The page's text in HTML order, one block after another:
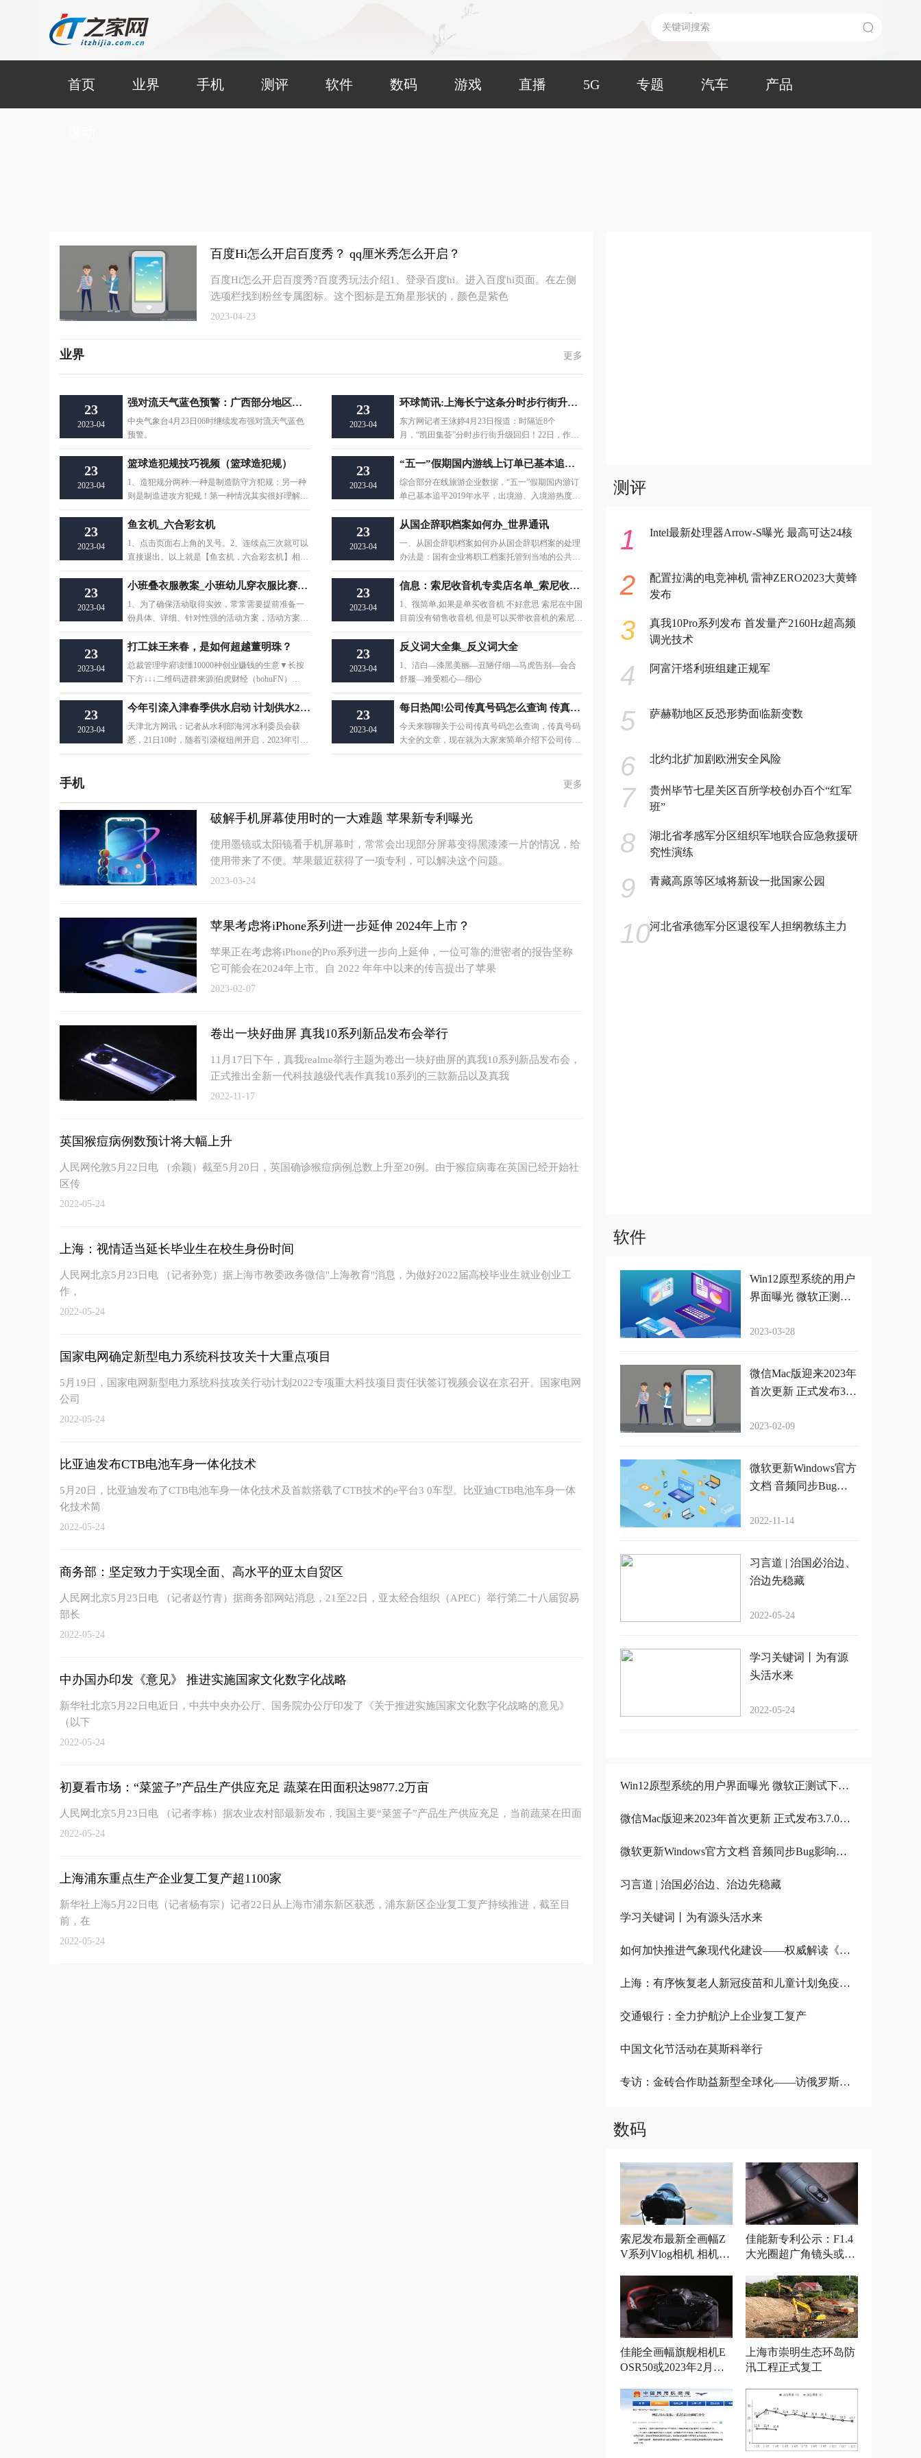
首页 业界 手机 测评 软件 数码 游戏 直播 5G 专题 汽车 产品
百度Hi怎么开启百度秀？ qq厘米秀怎么开启？
百度Hi怎么开启百度秀?百度秀玩法介绍1、登录百度hi。进入百度hi页面。在左侧
选项栏找到粉丝专属图标。这个图标是五角星形状的，颜色是紫色
2023-04-23
业界 更多
23
2023-04
强对流天气蓝色预警：广西部分地区将有8至10级雷暴大风或冰雹-天天观焦点
中央气象台4月23日06时继续发布强对流天气蓝色
预警。
23
2023-04
环球简讯:上海长宁这条分时步行街升级回归！春夏秋三季皆可逛吃
东方网记者王泳婷4月23日报道：时隔近8个
月，“凯田集荟”分时步行街升级回归！22日，作为
上海长宁区五五购
23
2023-04
篮球造犯规技巧视频（篮球造犯规）
1、造犯规分两种:一种是制造防守方犯规；另一种
则是制造进攻方犯规！第一种情况其实很好理解，
就是进攻方(
23
2023-04
“五一”假期国内游线上订单已基本追平2019年同期水平
综合部分在线旅游企业数据，“五一”假期国内游订
单已基本追平2019年水平，出境游、入境游热度持
续走高。携
23
2023-04
鱼玄机_六合彩玄机
1、点击页面右上角的叉号。2、连续点三次就可以
直接退出。以上就是【鱼玄机，六合彩玄机】相关
内容。
23
2023-04
从国企辞职档案如何办_世界通讯
一、从国企辞职档案如何办从国企辞职档案的处理
办法是：国有企业将职工档案托管到当地的公共就
业服务机构或
23
2023-04
小班叠衣服教案_小班幼儿穿衣服比赛的活动方案
1、为了确保活动取得实效，常常需要提前准备一
份具体、详细、针对性强的活动方案，活动方案的
内容和形式都
23
2023-04
信息：索尼收音机专卖店名单_索尼收音机专卖店
1、很简单,如果是单买收音机 不好意思 索尼在中国
目前没有销售收音机 但是可以买带收音机的索尼M
P3不过
23
2023-04
打工妹王来春，是如何超越董明珠？
总裁管理学府读懂10000种创业赚钱的生意▼长按
下方↓↓↓二维码进群来源|伯虎财经（bohuFN）
她，“中国最牛
23
2023-04
反义词大全集_反义词大全
1、洁白—漆黑美丽—丑陋仔细—马虎告别—会合
舒服—难受粗心—细心
23
2023-04
今年引滦入津春季供水启动 计划供水2.5亿立方米
天津北方网讯：记者从水利部海河水利委员会获
悉，21日10时，随着引滦枢纽闸开启，2023年引滦
入津、引滦入唐
23
2023-04
每日热闻!公司传真号码怎么查询 传真号码大全
今天来聊聊关于公司传真号码怎么查询，传真号码
大全的文章，现在就为大家来简单介绍下公司传真
号码怎么查询
手机 更多
破解手机屏幕使用时的一大难题 苹果新专利曝光
使用墨镜或太阳镜看手机屏幕时，常常会出现部分屏幕变得黑漆漆一片的情况，给
使用带来了不便。苹果最近获得了一项专利，可以解决这个问题。
2023-03-24
苹果考虑将iPhone系列进一步延伸 2024年上市？
苹果正在考虑将iPhone的Pro系列进一步向上延伸，一位可靠的泄密者的报告坚称
它可能会在2024年上市。自 2022 年年中以来的传言提出了苹果
2023-02-07
卷出一块好曲屏 真我10系列新品发布会举行
11月17日下午，真我realme举行主题为卷出一块好曲屏的真我10系列新品发布会，
正式推出全新一代科技越级代表作真我10系列的三款新品以及真我
2022-11-17
英国猴痘病例数预计将大幅上升
人民网伦敦5月22日电 （余颖）截至5月20日，英国确诊猴痘病例总数上升至20例。由于猴痘病毒在英国已经开始社
区传
2022-05-24
上海：视情适当延长毕业生在校生身份时间
人民网北京5月23日电 （记者孙竞）据上海市教委政务微信"上海教育"消息，为做好2022届高校毕业生就业创业工
作，
2022-05-24
国家电网确定新型电力系统科技攻关十大重点项目
5月19日，国家电网新型电力系统科技攻关行动计划2022专项重大科技项目责任状签订视频会议在京召开。国家电网
公司
2022-05-24
比亚迪发布CTB电池车身一体化技术
5月20日，比亚迪发布了CTB电池车身一体化技术及首款搭载了CTB技术的e平台3 0车型。比亚迪CTB电池车身一体
化技术简
2022-05-24
商务部：坚定致力于实现全面、高水平的亚太自贸区
人民网北京5月23日电 （记者赵竹青）据商务部网站消息，21至22日，亚太经合组织（APEC）举行第二十八届贸易
部长
2022-05-24
中办国办印发《意见》 推进实施国家文化数字化战略
新华社北京5月22日电近日，中共中央办公厅、国务院办公厅印发了《关于推进实施国家文化数字化战略的意见》
（以下
2022-05-24
初夏看市场：“菜篮子”产品生产供应充足 蔬菜在田面积达9877.2万亩
人民网北京5月23日电 （记者李栋）据农业农村部最新发布，我国主要“菜篮子”产品生产供应充足，当前蔬菜在田面
2022-05-24
上海浦东重点生产企业复工复产超1100家
新华社上海5月22日电（记者杨有宗）记者22日从上海市浦东新区获悉，浦东新区企业复工复产持续推进，截至目
前，在
2022-05-24
测评
1 Intel最新处理器Arrow-S曝光 最高可达24核
2
配置拉满的电竞神机 雷神ZERO2023大黄蜂
发布
3
真我10Pro系列发布 首发量产2160Hz超高频
调光技术
4 阿富汗塔利班组建正规军
5 萨赫勒地区反恐形势面临新变数
6 北约北扩加剧欧洲安全风险
7
贵州毕节七星关区百所学校创办百个“红军
班”
8
湖北省孝感军分区组织军地联合应急救援研
究性演练
9 青藏高原等区域将新设一批国家公园
10河北省承德军分区退役军人担纲教练主力
软件
Win12原型系统的用户
界面曝光 微软正测试
2023-03-28
微信Mac版迎来2023年
首次更新 正式发布3.7.
2023-02-09
微软更新Windows官方
文档 音频同步Bug影
2022-11-14
习言道 | 治国必治边、
治边先稳藏
2022-05-24
学习关键词丨为有源
头活水来
2022-05-24
Win12原型系统的用户界面曝光 微软正测试下代桌面操作系统
微信Mac版迎来2023年首次更新 正式发布3.7.0升级
微软更新Windows官方文档 音频同步Bug影响视频录制应用
习言道 | 治国必治边、治边先稳藏
学习关键词丨为有源头活水来
如何加快推进气象现代化建设——权威解读《气象高质量发展纲要（2022－2035年）》
上海：有序恢复老人新冠疫苗和儿童计划免疫接种服务
交通银行：全力护航沪上企业复工复产
中国文化节活动在莫斯科举行
专访：金砖合作助益新型全球化——访俄罗斯金砖国家研究国家委员会专家沃尔洪斯基
数码
索尼发布最新全画幅Z
V系列Vlog相机 相机参
佳能新专利公示：F1.4
大光圈超广角镜头或将
佳能全画幅旗舰相机E
OSR50或2023年2月发
上海市崇明生态环岛防
汛工程正式复工